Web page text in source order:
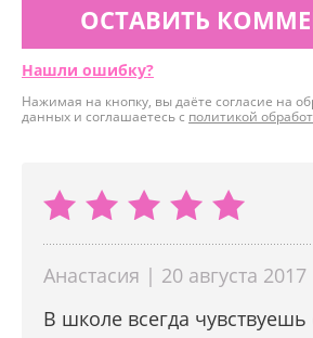
ОСТАВИТЬ
Нашли ошибку?
Нажимая на кнопку, вы даёте согласие на
данных и соглашаетесь с политикой
Анастасия | 20 августа
В школе всегда